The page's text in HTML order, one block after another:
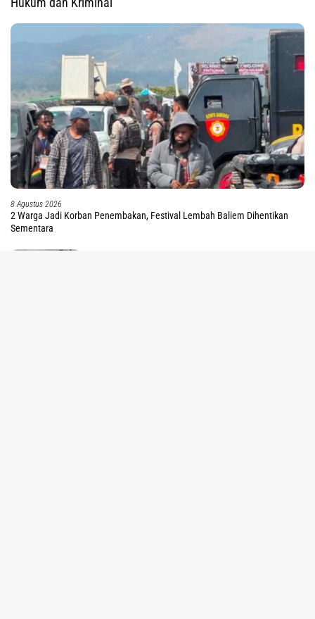
8 Agustus 2026
2 Warga Jadi Korban Penembakan, Festival Lembah Baliem Dihentikan
Sementara